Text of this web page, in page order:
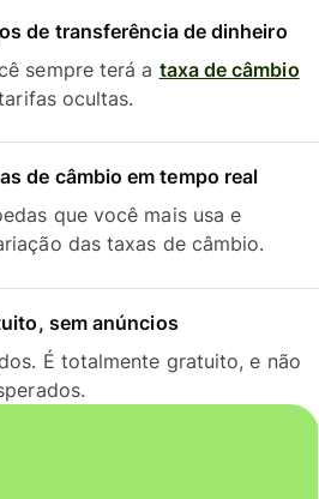
de transferência de dinheiro
sempre terá a taxa de câmbio
ocultas.
de câmbio em tempo real
que você mais usa e
das taxas de câmbio.
sem anúncios
É totalmente gratuito, e não